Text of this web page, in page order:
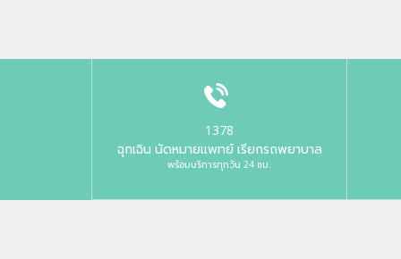
1378
ฉุกเฉิน นัดหมายแพทย์ เรียกรถพยาบาล
พร้อมบริการทุกวัน 24 ชม.